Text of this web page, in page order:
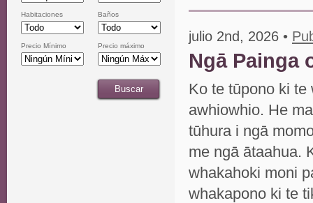
Habitaciones Baños
Precio Mínimo Precio máximo
julio 2nd, 2026 •
Ngā Painga
Ko te tūpono ki te
awhiowhio. He
tūhura i ngā
me ngā ātaahua.
whakahoki moni
whakapono ki te